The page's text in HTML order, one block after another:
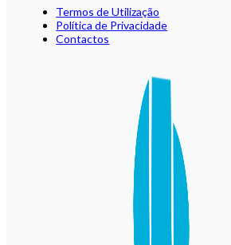
Termos de Utilização
Política de Privacidade
Contactos